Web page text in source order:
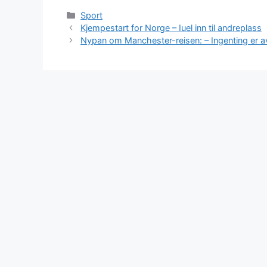
Kategorier
Sport
Kjempestart for Norge – Iuel inn til andreplass
Nypan om Manchester-reisen: – Ingenting er